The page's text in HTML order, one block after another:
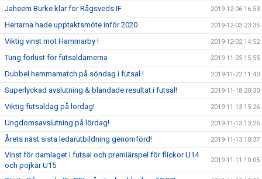
Jaheem Burke klar för Rågsveds IF 2019-12-06 16:53
Herrarna hade upptaktsmöte inför 2020 2019-12-03 23:35
Viktig vinst mot Hammarby ! 2019-12-02 14:52
Tung förlust för futsaldamerna 2019-11-25 15:55
Dubbel hemmamatch på söndag i futsal ! 2019-11-22 11:40
Superlyckad avslutning & blandade resultat i futsal! 2019-11-18 20:30
Viktig futsaldag på lördag! 2019-11-13 15:26
Ungdomsavslutning på lördag! 2019-11-13 13:26
Årets näst sista ledarutbildning genomförd! 2019-11-13 10:37
Vinst för damlaget i futsal och premiärspel för flickor U14
och pojkar U15
2019-11-11 10:05